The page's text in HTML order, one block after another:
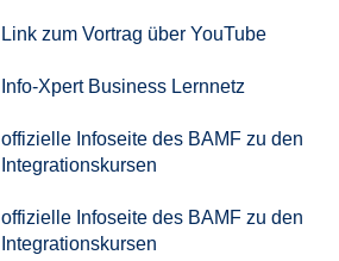
Link zum Vortrag über YouTube
Info-Xpert Business Lernnetz
offizielle Infoseite des BAMF zu den
Integrationskursen
offizielle Infoseite des BAMF zu den
Integrationskursen